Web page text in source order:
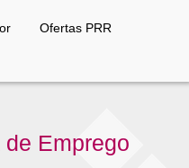
Ofertas PRR
Emprego